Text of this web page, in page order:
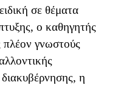
σε θέματα
ο καθηγητής
γνωστούς
η